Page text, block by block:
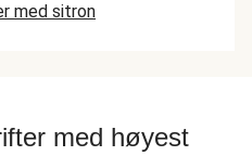
med sitron
med høyest